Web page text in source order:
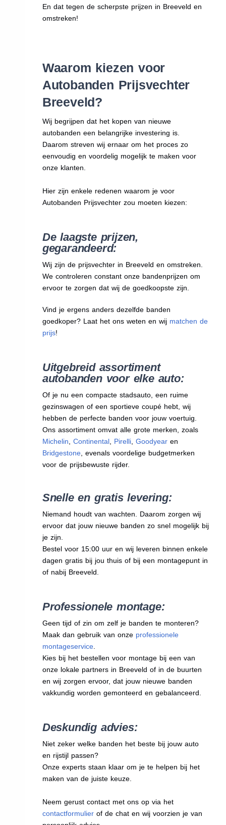
En dat tegen de scherpste prijzen in Breeveld en
omstreken!
Waarom kiezen voor
Autobanden Prijsvechter
Breeveld?
Wij begrijpen dat het kopen van nieuwe
autobanden een belangrijke investering is.
Daarom streven wij ernaar om het proces zo
eenvoudig en voordelig mogelijk te maken voor
onze klanten.
Hier zijn enkele redenen waarom je voor
Autobanden Prijsvechter zou moeten kiezen:
De laagste prijzen,
gegarandeerd:
Wij zijn de prijsvechter in Breeveld en omstreken.
We controleren constant onze bandenprijzen om
ervoor te zorgen dat wij de goedkoopste zijn.
Vind je ergens anders dezelfde banden
goedkoper? Laat het ons weten en wij matchen de
prijs!
Uitgebreid assortiment
autobanden voor elke auto:
Of je nu een compacte stadsauto, een ruime
gezinswagen of een sportieve coupé hebt, wij
hebben de perfecte banden voor jouw voertuig.
Ons assortiment omvat alle grote merken, zoals
Michelin, Continental, Pirelli, Goodyearen
Bridgestone, evenals voordelige budgetmerken
voor de prijsbewuste rijder.
Snelle en gratis levering:
Niemand houdt van wachten. Daarom zorgen wij
ervoor dat jouw nieuwe banden zo snel mogelijk bij
je zijn.
Bestel voor 15:00 uur en wij leveren binnen enkele
dagen gratis bij jou thuis of bij een montagepunt in
of nabij Breeveld.
Professionele montage:
Geen tijd of zin om zelf je banden te monteren?
Maak dan gebruik van onze professionele
montageservice.
Kies bij het bestellen voor montage bij een van
onze lokale partners in Breeveld of in de buurten
en wij zorgen ervoor, dat jouw nieuwe banden
vakkundig worden gemonteerd en gebalanceerd.
Deskundig advies:
Niet zeker welke banden het beste bij jouw auto
en rijstijl passen?
Onze experts staan klaar om je te helpen bij het
maken van de juiste keuze.
Neem gerust contact met ons op via het
contactformulierof de chat en wij voorzien je van